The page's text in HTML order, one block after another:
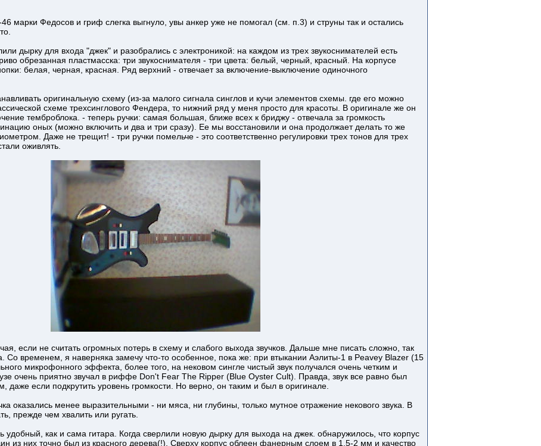
марки Федосов и гриф слегка выгнуло, увы анкер уже не помогал (см. п.3) и струны так и остались
дырку для входа "джек" и разобрались с электроникой: на каждом из трех звукоснимателей есть
обрезанная пластмасска: три звукоснимателя - три цвета: белый, черный, красный. На корпусе
белая, черная, красная. Ряд верхний - отвечает за включение-выключение одиночного
оригинальную схему (из-за малого сигнала синглов и кучи элементов схемы. где его можно
схеме трехсинглового Фендера, то нижний ряд у меня просто для красоты. В оригинале же он
темброблока. - теперь ручки: самая большая, ближе всех к бриджу - отвечала за громкость
оных (можно включить и два и три сразу). Ее мы восстановили и она продолжает делать то же
Даже не трещит! - три ручки помельче - это соответственно регулировки трех тонов для трех
оживлять.
если не считать огромных потерь в схему и слабого выхода звучков. Дальше мне писать сложно, так
Со временем, я наверняка замечу что-то особенное, пока же: при втыкании Аэлиты-1 в Peavey Blazer (15
микрофонного эффекта, более того, на нековом сингле чистый звук получался очень четким и
очень приятно звучал в риффе Don't Fear The Ripper (Blue Oyster Cult). Правда, звук все равно был
даже если подкрутить уровень громкости. Но верно, он таким и был в оригинале.
оказались менее выразительными - ни мяса, ни глубины, только мутное отражение некового звука. В
прежде чем хвалить или ругать.
как и сама гитара. Когда сверлили новую дырку для выхода на джек. обнаружилось, что корпус
из них точно был из красного дерева(!). Сверху корпус облеен фанерным слоем в 1,5-2 мм и качество